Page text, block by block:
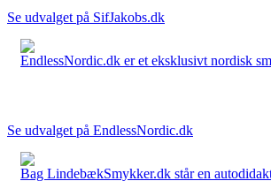
Se udvalget på SifJakobs.dk
EndlessNordic.dk er et eksklusivt nordisk
Se udvalget på EndlessNordic.dk
Bag LindebækSmykker.dk står en